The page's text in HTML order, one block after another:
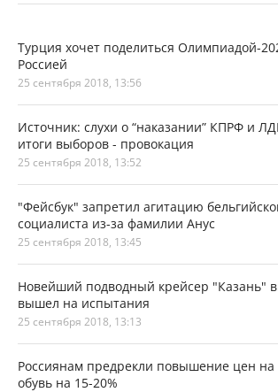
Турция хочет поделиться Олимпиадой-
Россией
25 сентября 2018, 13:56
Источник: слухи о “наказании” КПРФ и
итоги выборов - провокация
25 сентября 2018, 13:52
"Фейсбук" запретил агитацию
социалиста из-за фамилии Анус
25 сентября 2018, 13:45
Новейший подводный крейсер "Казань"
вышел на испытания
25 сентября 2018, 13:13
Россиянам предрекли повышение цен на
обувь на 15-20%